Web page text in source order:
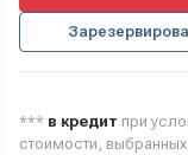
*** в кредит при
стоимости,